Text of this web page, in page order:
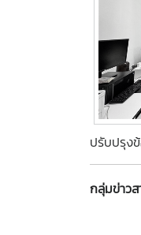
ปรับปรุง
กลุ่มข่าวส